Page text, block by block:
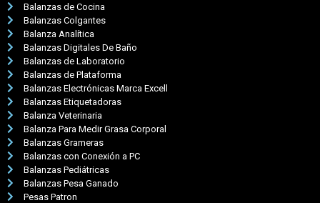
Balanzas de Cocina
Balanzas Colgantes
Balanza Analítica
Balanzas Digitales De Baño
Balanzas de Laboratorio
Balanzas de Plataforma
Balanzas Electrónicas Marca Excell
Balanzas Etiquetadoras
Balanza Veterinaria
Balanza Para Medir Grasa Corporal
Balanzas Grameras
Balanzas con Conexión a PC
Balanzas Pediátricas
Balanzas Pesa Ganado
Pesas Patron